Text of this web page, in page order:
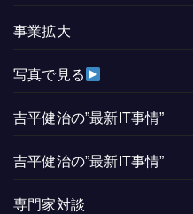
事業拡大
写真で見る
吉平健治の”最新IT事情”
吉平健治の”最新IT事情”
専門家対談